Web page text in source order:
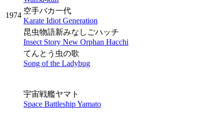
1974
空手バカ一代
Karate Idiot Generation
昆虫物語新みなしごハッチ
Insect Story New Orphan Hacchi
てんとう虫の歌
Song of the Ladybug
宇宙戦艦ヤマト
Space Battleship Yamato